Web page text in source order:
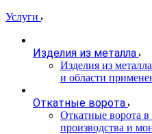
Услуги
Изделия из металла
Изделия из
и области
Откатные ворота
Откатные ворота
производства и